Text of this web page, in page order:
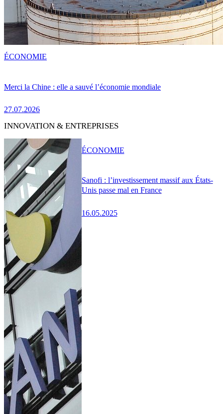
Merci la Chine : elle a sauvé l’économie mondiale
27.07.2026
ÉCONOMIE
INNOVATION & ENTREPRISES
Sanofi : l’investissement massif aux États-
Unis passe mal en France
16.05.2025
ÉCONOMIE